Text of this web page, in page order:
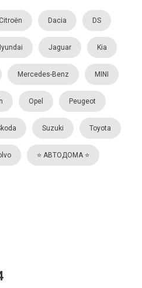
Citroën Dacia DS
Jaguar Kia
Mercedes-Benz MINI
Opel Peugeot
Suzuki Toyota
⭐️ АВТОДОМА ⭐️